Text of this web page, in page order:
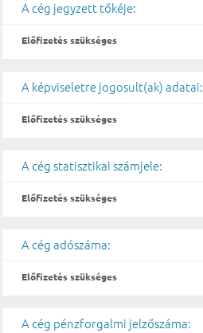
A cég jegyzett tőkéje:
Előfizetés szükséges
A képviseletre jogosult(ak) adatai:
Előfizetés szükséges
A cég statisztikai számjele:
Előfizetés szükséges
A cég adószáma:
Előfizetés szükséges
A cég pénzforgalmi jelzőszáma: